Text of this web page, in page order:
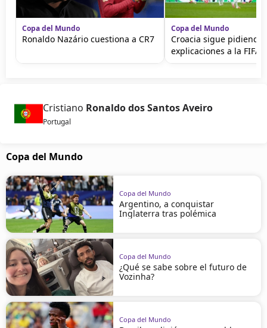
Copa del Mundo
Ronaldo Nazário cuestiona a CR7
Copa del Mundo
Croacia sigue pidiendo
explicaciones a la FIFA
Cristiano Ronaldo dos Santos Aveiro
Portugal
Copa del Mundo
Copa del Mundo
Argentino, a conquistar
Inglaterra tras polémica
Copa del Mundo
¿Qué se sabe sobre el futuro de
Vozinha?
Copa del Mundo